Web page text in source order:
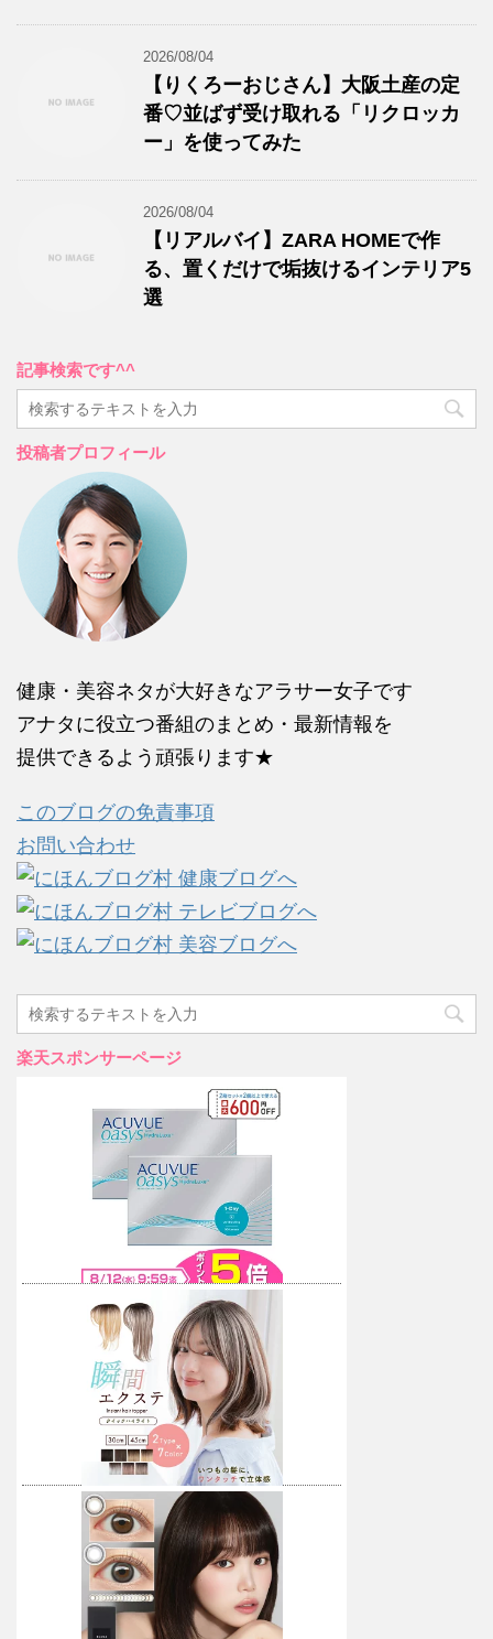
2026/08/04
【りくろーおじさん】大阪土産の定
番♡並ばず受け取れる「リクロッカ
ー」を使ってみた
2026/08/04
【リアルバイ】ZARA HOMEで作
る、置くだけで垢抜けるインテリア5
選
記事検索です^^
投稿者プロフィール
健康・美容ネタが大好きなアラサー女子です
アナタに役立つ番組のまとめ・最新情報を
提供できるよう頑張ります★
このブログの免責事項
お問い合わせ
楽天スポンサーページ